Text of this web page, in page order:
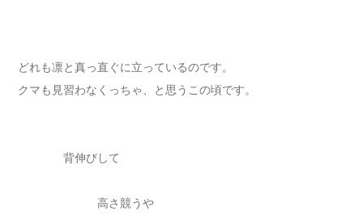
どれも凛と真っ直ぐに立っているのです。
クマも見習わなくっちゃ、と思うこの頃です。
背伸びして
高さ競うや